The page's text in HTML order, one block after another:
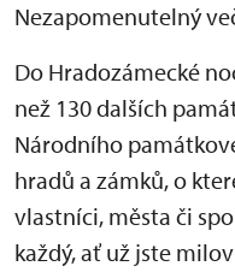
Nezapomenutelný
Do Hradozámecké
než 130 dalších
Národního
hradů a zámků, o
vlastníci, města či
každý, ať už jste